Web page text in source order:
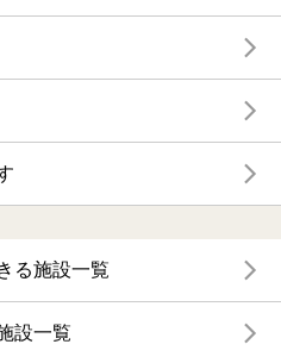
る施設一覧
設一覧